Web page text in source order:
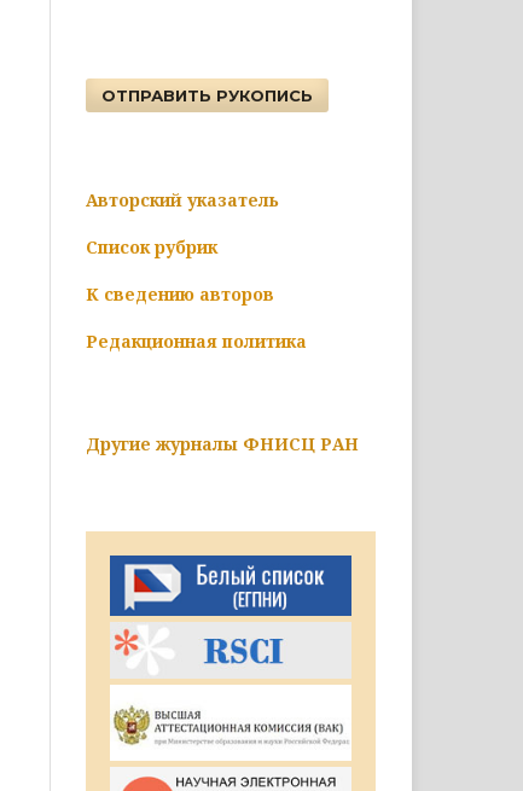
ОТПРАВИТЬ РУКОПИСЬ
Авторский указатель
Список рубрик
К сведению авторов
Редакционная политика
Другие журналы ФНИСЦ РАН